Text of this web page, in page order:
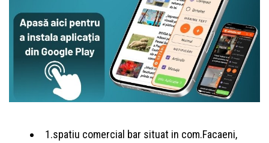
1.spatiu comercial bar situat in com.Facaeni,